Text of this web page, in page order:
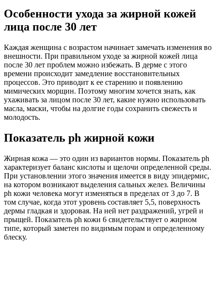
Особенности ухода за жирной кожей
лица после 30 лет
Каждая женщина с возрастом начинает замечать изменения во
внешности. При правильном уходе за жирной кожей лица
после 30 лет проблем можно избежать. В дерме с этого
времени происходит замедление восстановительных
процессов. Это приводит к ее старению и появлению
мимических морщин. Поэтому многим хочется знать, как
ухаживать за лицом после 30 лет, какие нужно использовать
масла, маски, чтобы на долгие годы сохранить свежесть и
молодость.
Показатель ph жирной кожи
Жирная кожа — это один из вариантов нормы. Показатель ph
характеризует баланс кислоты и щелочи определенной среды.
При установлении этого значения имеется в виду эпидермис,
на котором возникают выделения сальных желез. Величины
ph кожи человека могут изменяться в пределах от 3 до 7. В
том случае, когда этот уровень составляет 5,5, поверхность
дермы гладкая и здоровая. На ней нет раздражений, угрей и
прыщей. Показатель ph кожи 6 свидетельствует о жирном
типе, который заметен по видимым порам и определенному
блеску.